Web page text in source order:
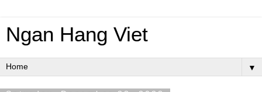
Ngan Hang Viet
▼